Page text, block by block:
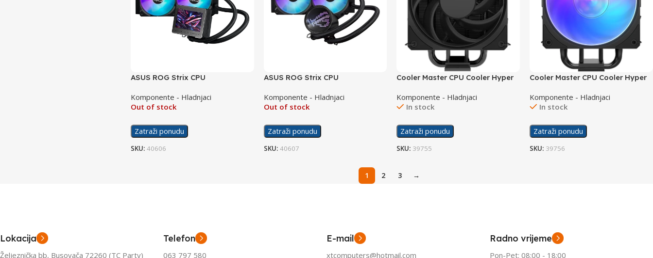
ASUS ROG Strix CPU
240 ARGB
Komponente - Hladnjaci
Out of stock
Zatraži ponudu
SKU: 40606
ASUS ROG Strix CPU
ARGB
Komponente - Hladnjaci
Out of stock
Zatraži ponudu
SKU: 40607
Cooler Master CPU Cooler Hyper
Komponente - Hladnjaci
In stock
Zatraži ponudu
SKU: 39755
Cooler Master CPU Cooler Hyper
Komponente - Hladnjaci
In stock
Zatraži ponudu
SKU: 39756
1 2 3 →
Lokacija
Željeznička bb, Busovača 72260 (TC Party)
Telefon
063 797 580
E-mail
xtcomputers@hotmail.com
Radno vrijeme
Pon-Pet: 08:00 - 18:00